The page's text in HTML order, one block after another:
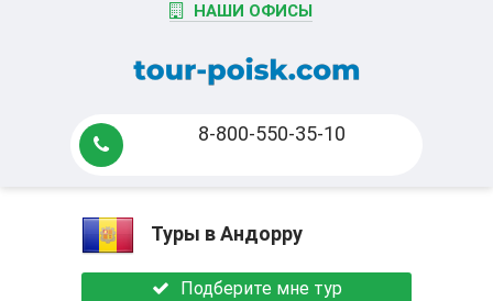
НАШИ ОФИСЫ
8-800-550-35-10
Туры в Андорру
Подберите мне тур